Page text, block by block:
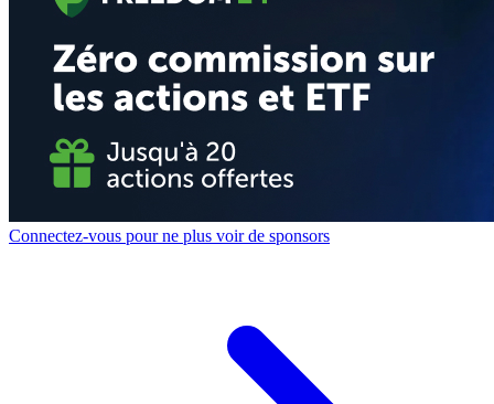
Connectez-vous pour ne plus voir de sponsors